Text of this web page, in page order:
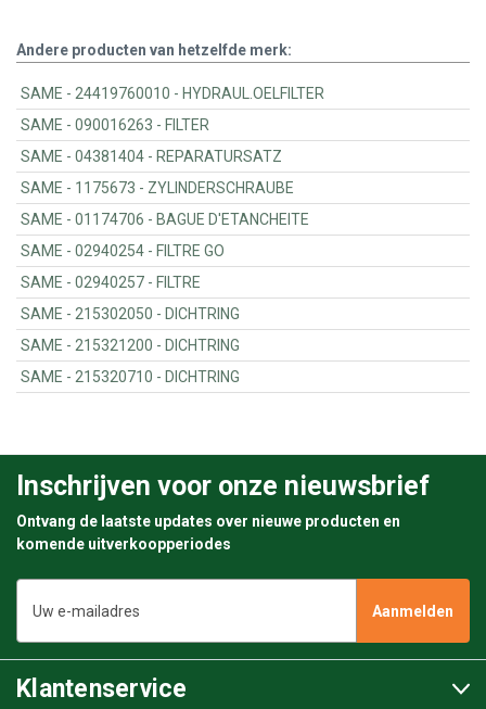
Andere producten van hetzelfde merk:
SAME - 24419760010 - HYDRAUL.OELFILTER
SAME - 090016263 - FILTER
SAME - 04381404 - REPARATURSATZ
SAME - 1175673 - ZYLINDERSCHRAUBE
SAME - 01174706 - BAGUE D'ETANCHEITE
SAME - 02940254 - FILTRE GO
SAME - 02940257 - FILTRE
SAME - 215302050 - DICHTRING
SAME - 215321200 - DICHTRING
SAME - 215320710 - DICHTRING
Inschrijven voor onze nieuwsbrief
Ontvang de laatste updates over nieuwe producten en
komende uitverkoopperiodes
mailadres
Klantenservice